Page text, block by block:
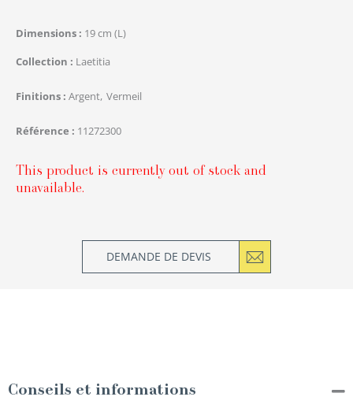
Dimensions
19 cm (L)
Collection
Laetitia
Finitions Argent Vermeil
Référence 11272300
This product is currently out of stock and
unavailable.
DEMANDE DE DEVIS
Conseils et informations